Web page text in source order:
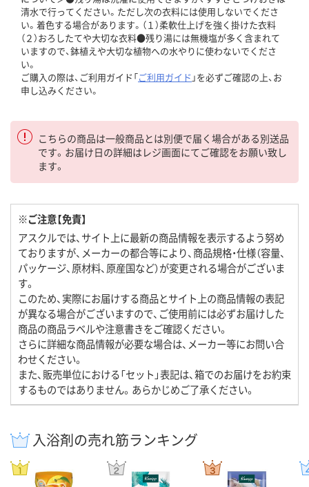
清水で行ってください。ただし次の衣料には使用しないでくださ
い。着色する場合があります。（１）柔軟仕上げを強く掛けた衣料
（２）おろしたてや大切な衣料●残り湯には無機塩が多く含まれて
いますので、鉢植えや大切な植物への水やりに使わないでくださ
い。
ご購入の際は、ご利用ガイド「ご利用ガイド 」を必ずご確認の上、お
申し込みください。
こちらの商品は一般商品とは別便で届く場合がある別送品
です。お届け日の詳細はレジ画面にてご確認をお願い致し
ます。
※ご注意【免責】
アスクルでは、サイト上に最新の商品情報を表示するよう努め
ておりますが、メーカーの都合等により、商品規格・仕様（容量、
パッケージ、原材料、原産国など）が変更される場合がございま
す。
このため、実際にお届けする商品とサイト上の商品情報の表記
が異なる場合がございますので、ご使用前には必ずお届けした
商品の商品ラベルや注意書きをご確認ください。
さらに詳細な商品情報が必要な場合は、メーカー等にお問い合
わせください。
また、販売単位における「セット」表記は、箱でのお届けをお約束
するものではありません。あらかじめご了承ください。
入浴剤の売れ筋ランキング